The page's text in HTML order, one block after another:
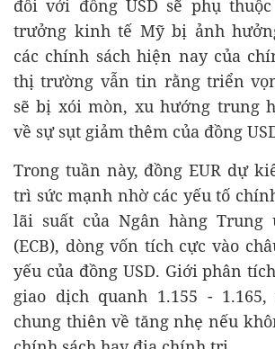
đối với đồng USD sẽ phụ
trưởng kinh tế Mỹ bị ảnh
các chính sách hiện nay của
thị trường vẫn tin rằng triển
sẽ bị xói mòn, xu hướng trung
về sự sụt giảm thêm của đồng
Trong tuần này, đồng EUR dự
trì sức mạnh nhờ các yếu tố
lãi suất của Ngân hàng Trung
(ECB), dòng vốn tích cực vào
yếu của đồng USD. Giới phân
giao dịch quanh 1.155 -
chung thiên về tăng nhẹ nếu